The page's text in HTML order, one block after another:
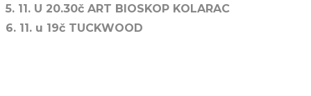
5. 11. U 20.30č ART BIOSKOP KOLARAC
6. 11. u 19č TUCKWOOD